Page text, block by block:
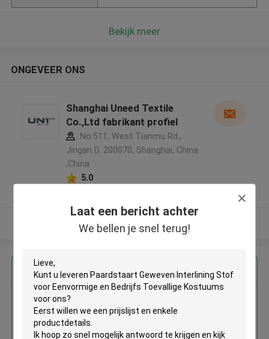
Laat een bericht achter
We bellen je snel terug!
Bekijk meer
ONGEVEER ONS
Shanghai Uneed Textile
Co.,Ltd fabrikant profiel
No.511, West Tianmu Rd.,
Jingan D. 200070, Shanghai, China
,China
5.0
Bekijk meer
Krijg de beste prijs voor
Paardstaart Geweven Interlining
Stof voor Eenvormige en
Bedrijfs Toevallige Kostuums